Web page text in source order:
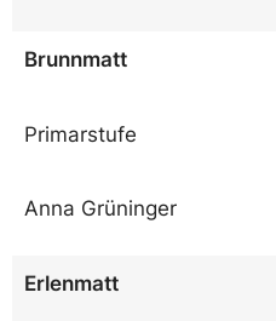
Brunnmatt
Primarstufe
Anna Grüninger
Erlenmatt